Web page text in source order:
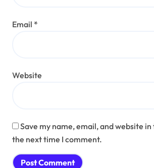
Email *
Website
Save my name, email, and website
the next time I comment.